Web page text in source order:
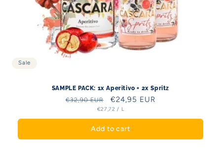
Sale
SAMPLE PACK: 1x Aperitivo + 2x Spritz
Regular
€32,90 EUR
Sale
price
€24,95 EUR
UNIT
€27,72 / PER
L
Add to cart